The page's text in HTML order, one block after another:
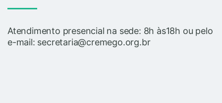
Atendimento presencial na sede: 8h às18h ou pelo
e-mail: secretaria@cremego.org.br